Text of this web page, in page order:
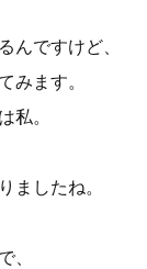
んですけど、
みます。
私。
ましたね。
、